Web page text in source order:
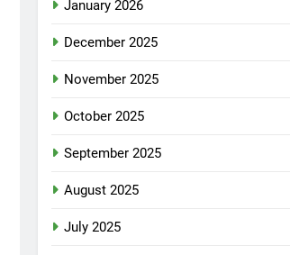
January 2026
December 2025
November 2025
October 2025
September 2025
August 2025
July 2025